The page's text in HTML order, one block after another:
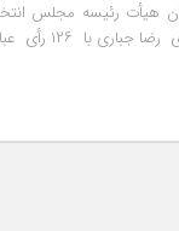
هیأت رئیسه مجلس
های توزیع ۲۷۴ رأی آرای